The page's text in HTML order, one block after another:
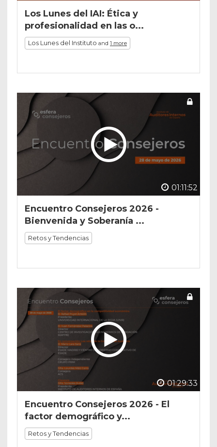
Los Lunes del IAI: Ética y
profesionalidad en las o...
Los Lunes del Instituto and 1 more
01:11:52
Encuentro Consejeros 2026 -
Bienvenida y Soberanía ...
Retos y Tendencias
01:29:33
Encuentro Consejeros 2026 - El
factor demográfico y...
Retos y Tendencias